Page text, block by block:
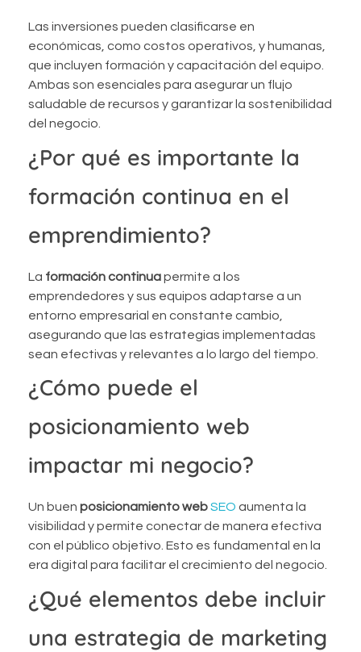
Las inversiones pueden clasificarse en
económicas, como costos operativos, y humanas,
que incluyen formación y capacitación del equipo.
Ambas son esenciales para asegurar un flujo
saludable de recursos y garantizar la sostenibilidad
del negocio.
¿Por qué es importante la
formación continua en el
emprendimiento?
La formación continuapermite a los
emprendedores y sus equipos adaptarse a un
entorno empresarial en constante cambio,
asegurando que las estrategias implementadas
sean efectivas y relevantes a lo largo del tiempo.
¿Cómo puede el
posicionamiento web
impactar mi negocio?
Un buen posicionamiento webSEO aumenta la
visibilidad y permite conectar de manera efectiva
con el público objetivo. Esto es fundamental en la
era digital para facilitar el crecimiento del negocio.
¿Qué elementos debe incluir
una estrategia de marketing